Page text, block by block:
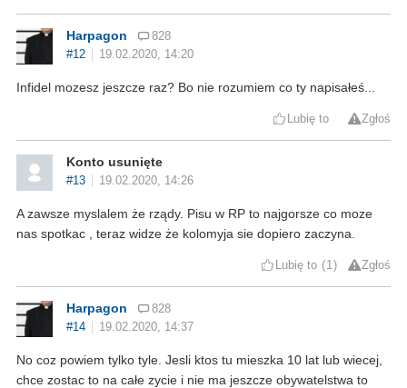
Harpagon
828
#12
19.02.2020, 14:20
Infidel mozesz jeszcze raz? Bo nie rozumiem co ty napisałeś...
Lubię to Zgłoś
Konto usunięte
#13 19.02.2020, 14:26
A zawsze myslalem że rządy. Pisu w RP to najgorsze co moze
nas spotkac , teraz widze że kolomyja sie dopiero zaczyna.
Lubię to 1 Zgłoś
Harpagon
828
#14
19.02.2020, 14:37
No coz powiem tylko tyle. Jesli ktos tu mieszka 10 lat lub wiecej,
chce zostac to na całe zycie i nie ma jeszcze obywatelstwa to